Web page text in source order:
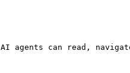
agents can read,